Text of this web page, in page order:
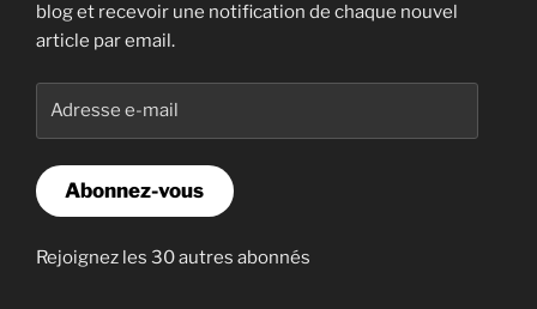
blog et recevoir une notification de chaque nouvel
article par email.
Abonnez-vous
Rejoignez les 30 autres abonnés